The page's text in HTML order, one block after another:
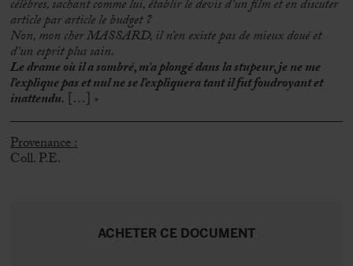
célèbres, sachant comme lui, établir le devis d’un film et en discuter
article par article le budget ?
Non, mon cher MASSARD, il n’en existe pas de mieux doué et
d’un esprit plus sain.
Le drame où il a sombré, m’a plongé dans la stupeur, je ne me
l’explique pas et nul ne se l’expliquera tant il fut foudroyant et
inattendu. […] »
Provenance :
Coll. P.E.
ACHETER CE DOCUMENT